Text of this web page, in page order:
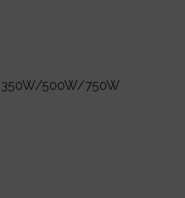
350W/500W/750W